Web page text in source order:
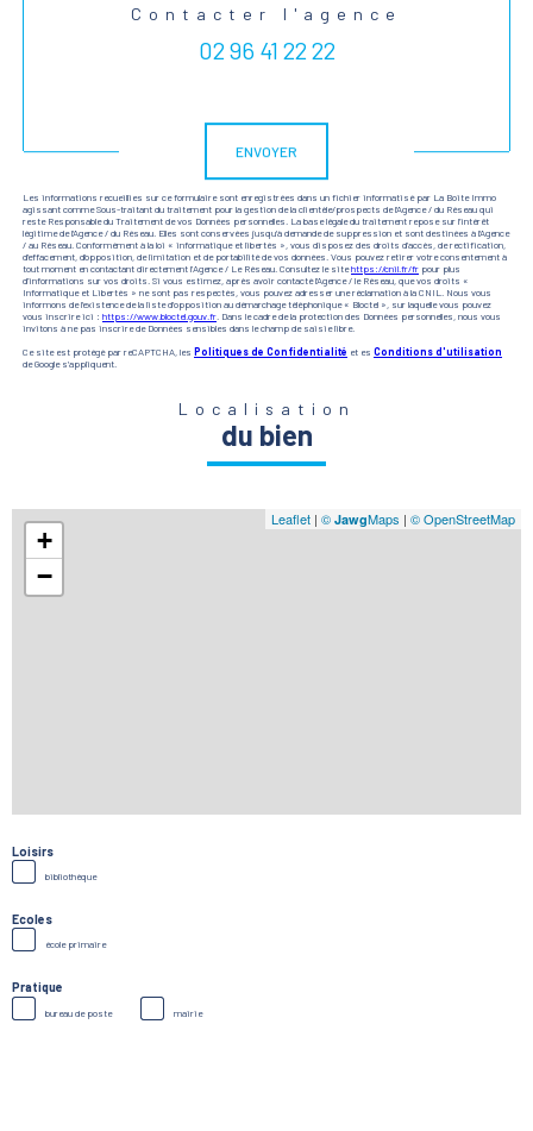
Contacter l'agence
02 96 41 22 22
ENVOYER
Les informations recueillies sur ce formulaire sont enregistrées dans un fichier informatisé par La Boite Immo
agissant comme Sous-traitant du traitement pour la gestion de la clientèle/prospects de l'Agence / du Réseau qui
reste Responsable du Traitement de vos Données personnelles. La base légale du traitement repose sur l'intérêt
légitime de l'Agence / du Réseau. Elles sont conservées jusqu'à demande de suppression et sont destinées à l'Agence
/ au Réseau. Conformément à la loi « informatique et libertés », vous disposez des droits d’accès, de rectification,
d’effacement, d’opposition, de limitation et de portabilité de vos données. Vous pouvez retirer votre consentement à
tout moment en contactant directement l’Agence / Le Réseau. Consultez le sitehttps://cnil.fr/fr pour plus
d’informations sur vos droits. Si vous estimez, après avoir contacté l'Agence / le Réseau, que vos droits «
Informatique et Libertés » ne sont pas respectés, vous pouvez adresser une réclamation à la CNIL. Nous vous
informons de l’existence de la liste d'opposition au démarchage téléphonique « Bloctel », sur laquelle vous pouvez
vous inscrire ici : https://www.bloctel.gouv.fr . Dans le cadre de la protection des Données personnelles, nous vous
invitons à ne pas inscrire de Données sensibles dans le champ de saisie libre.
Ce site est protégé par reCAPTCHA, les Politiques de Confidentialité et es Conditions d'utilisation
de Google s'appliquent.
Localisation
du bien
+
−
Leaflet | © JawgMaps | © OpenStreetMap
Loisirs
bibliothèque
Ecoles
école primaire
Pratique
bureau de poste mairie